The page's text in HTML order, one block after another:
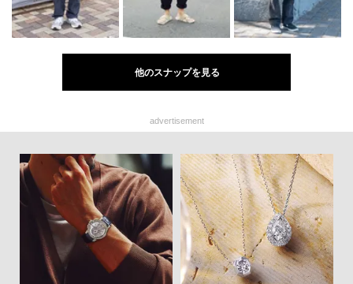
他のスナップを見る
advertisement